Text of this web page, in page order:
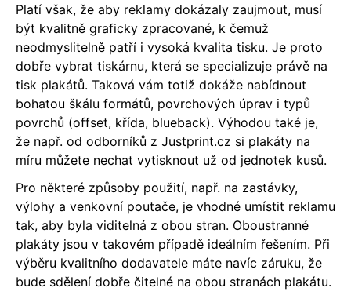
Platí však, že aby reklamy dokázaly zaujmout, musí
být kvalitně graficky zpracované, k čemuž
neodmyslitelně patří i vysoká kvalita tisku. Je proto
dobře vybrat tiskárnu, která se specializuje právě na
tisk plakátů. Taková vám totiž dokáže nabídnout
bohatou škálu formátů, povrchových úprav i typů
povrchů (offset, křída, blueback). Výhodou také je,
že např. od odborníků z Justprint.cz si plakáty na
míru můžete nechat vytisknout už od jednotek kusů.
Pro některé způsoby použití, např. na zastávky,
výlohy a venkovní poutače, je vhodné umístit reklamu
tak, aby byla viditelná z obou stran. Oboustranné
plakáty jsou v takovém případě ideálním řešením. Při
výběru kvalitního dodavatele máte navíc záruku, že
bude sdělení dobře čitelné na obou stranách plakátu.